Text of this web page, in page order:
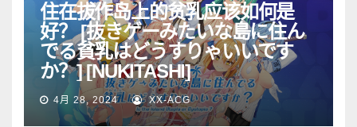
住在拔作岛上的贫乳应该如何是
好？ [抜きゲーみたいな島に住ん
でる貧乳はどうすりゃいいです
か？] [NUKITASHI]
4月 28, 2024 XX-ACG